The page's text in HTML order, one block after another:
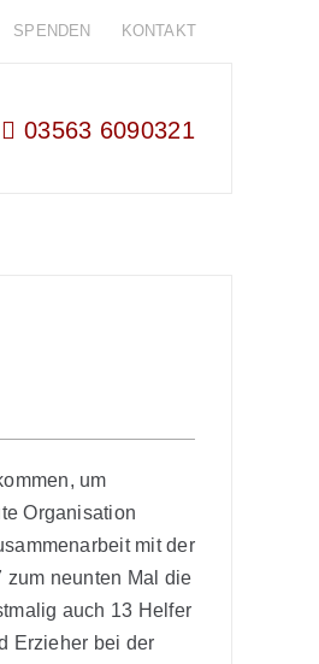
SPENDEN KONTAKT
03563 6090321
um
Organisation
mit der
zum neunten Mal die
auch 13 Helfer
Erzieher bei der